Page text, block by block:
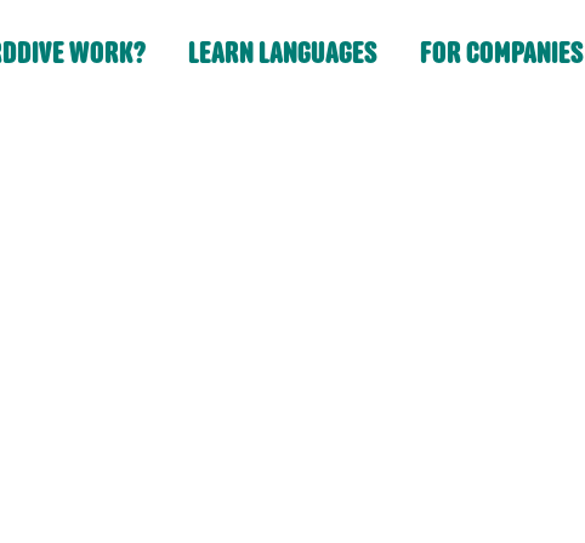
WORK? LEARN LANGUAGES FOR COMPANIES